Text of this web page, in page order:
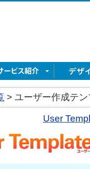
> ユーザー作成テ
User